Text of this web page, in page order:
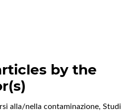
by the
alla/nella contaminazione, Studi